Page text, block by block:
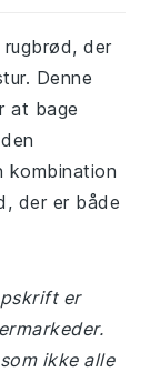
der
Denne
at bage
kombination
der er både
er
ikke alle